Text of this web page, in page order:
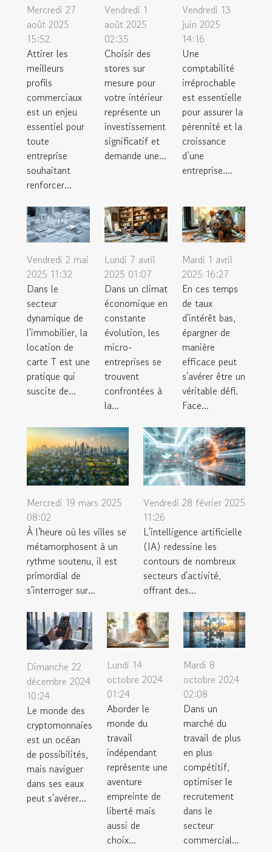
Mercredi 27
août 2025
15:52
Attirer les
meilleurs
profils
commerciaux
est un enjeu
essentiel pour
toute
entreprise
souhaitant
renforcer...
Vendredi 1
août 2025
02:35
Choisir des
stores sur
mesure pour
votre intérieur
représente un
investissement
significatif et
demande une...
Vendredi 13
juin 2025
14:16
Une
comptabilité
irréprochable
est essentielle
pour assurer la
pérennité et la
croissance
d’une
entreprise....
Vendredi 2 mai
2025 11:32
Dans le
secteur
dynamique de
l'immobilier, la
location de
carte T est une
pratique qui
suscite de...
Lundi 7 avril
2025 01:07
Dans un climat
économique en
constante
évolution, les
micro-
entreprises se
trouvent
confrontées à
la...
Mardi 1 avril
2025 16:27
En ces temps
de taux
d'intérêt bas,
épargner de
manière
efficace peut
s'avérer être un
véritable défi.
Face...
Mercredi 19 mars 2025
08:02
À l'heure où les villes se
métamorphosent à un
rythme soutenu, il est
primordial de
s'interroger sur...
Vendredi 28 février 2025
11:26
L'intelligence artificielle
(IA) redessine les
contours de nombreux
secteurs d'activité,
offrant des...
Dimanche 22
décembre 2024
10:24
Le monde des
cryptomonnaies
est un océan
de possibilités,
mais naviguer
dans ses eaux
peut s'avérer...
Lundi 14
octobre 2024
01:24
Aborder le
monde du
travail
indépendant
représente une
aventure
empreinte de
liberté mais
aussi de
choix...
Mardi 8
octobre 2024
02:08
Dans un
marché du
travail de plus
en plus
compétitif,
optimiser le
recrutement
dans le
secteur
commercial...